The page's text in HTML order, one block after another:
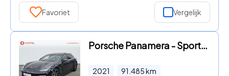
Favoriet Vergelijk
Porsche Panamera - Sport Turismo 2.9 4S E-Hybrid SportDesign Chrono Pakket Soft
2021 91.485km